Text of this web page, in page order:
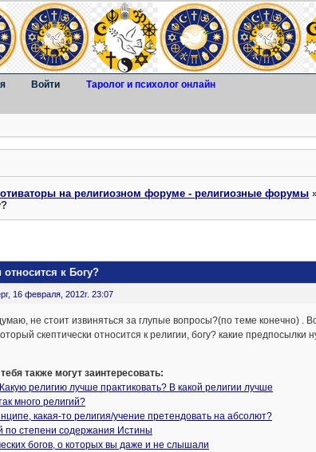
Войти Таролог и психолог онлайн
на религиозном форуме - религиозные форумы
к Богу?
16 февраля, 2012г. 23:07
не стоит извиняться за глупые вопросы?(по теме конечно)
скептически относится к религии, богу? какие
также могут заинтересовать:
религию лучше практиковать? В какой религии лучше
много религий?
какая-то религия/учение претендовать на абсолют?
по степени содержания Истины
богов, о которых вы даже и не слышали